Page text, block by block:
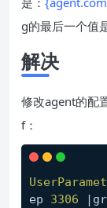
g的最后一个值
解决
修改agent的配
f：
ep 3306